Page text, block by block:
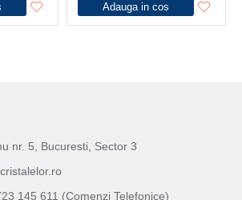
Adauga in cos
nr. 5, Bucuresti, Sector 3
145 611 (Comenzi Telefonice)